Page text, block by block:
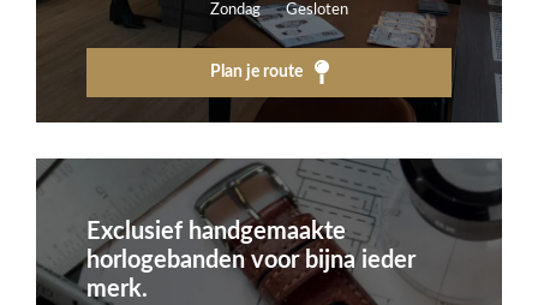
Zondag
Gesloten
Plan je route
Exclusief handgemaakte
horlogebanden voor bijna ieder
merk.